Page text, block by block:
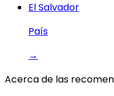
El Salvador
País
→
Acerca de las